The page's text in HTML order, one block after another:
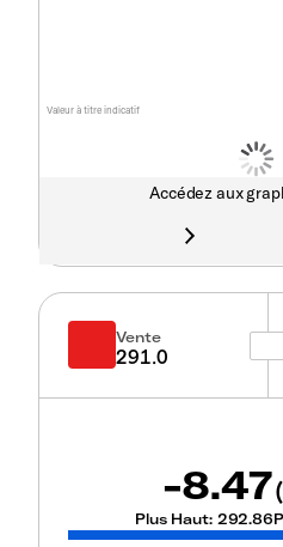
Valeur à titre indicatif
Accédez aux
Vente
291.0
-8.47(
Plus Haut: 292.86